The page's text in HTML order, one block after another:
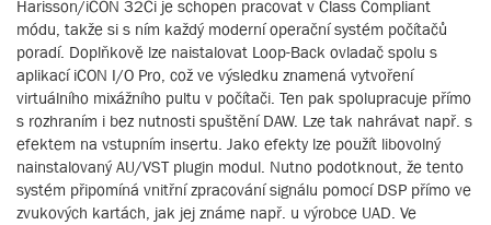
Harisson/iCON 32Ci je schopen pracovat v Class Compliant
módu, takže si s ním každý moderní operační systém počítačů
poradí. Doplňkově lze naistalovat Loop-Back ovladač spolu s
aplikací iCON I/O Pro, což ve výsledku znamená vytvoření
virtuálního mixážního pultu v počítači. Ten pak spolupracuje přímo
s rozhraním i bez nutnosti spuštění DAW. Lze tak nahrávat např. s
efektem na vstupním insertu. Jako efekty lze použít libovolný
nainstalovaný AU/VST plugin modul. Nutno podotknout, že tento
systém připomíná vnitřní zpracování signálu pomocí DSP přímo ve
zvukových kartách, jak jej známe např. u výrobce UAD. Ve